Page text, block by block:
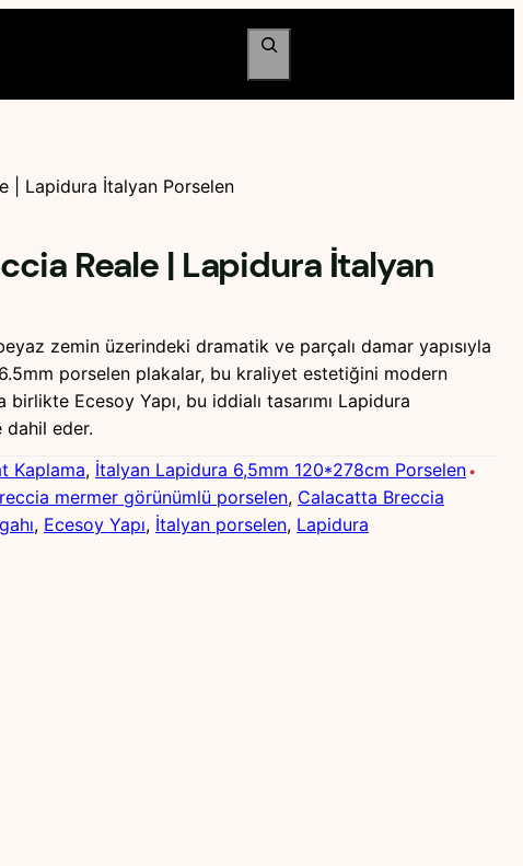
Ara
| Lapidura İtalyan Porselen
Reale | Lapidura İtalyan
zemin üzerindeki dramatik ve parçalı damar yapısıyla
porselen plakalar, bu kraliyet estetiğini modern
Ecesoy Yapı, bu iddialı tasarımı Lapidura
eder.
Kaplama, İtalyan Lapidura 6,5mm 120*278cm Porselen
mermer görünümlü porselen, Calacatta Breccia
, Ecesoy Yapı, İtalyan porselen, Lapidura